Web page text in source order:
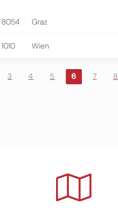
8054 Graz
1010 Wien
3 4 5 6 7 8